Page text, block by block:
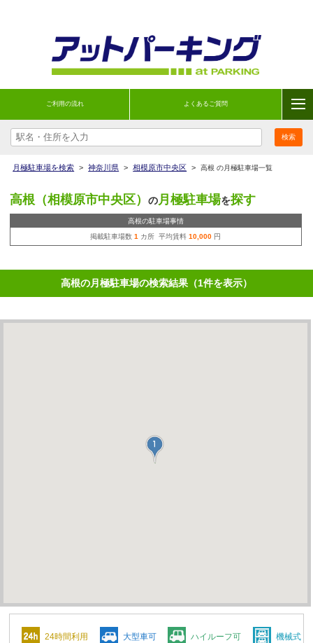
ご利用の流れ よくあるご質問
月極駐車場を検索 > 神奈川県 > 相模原市中央区 > 高根 の月極駐車場一覧
高根（相模原市中央区） の月極駐車場を探す
高根の駐車場事情
掲載駐車場数1 カ所 平均賃料10,000 円
高根の月極駐車場の検索結果（1件を表示）
24時間利用 大型車可 ハイルーフ可 機械式